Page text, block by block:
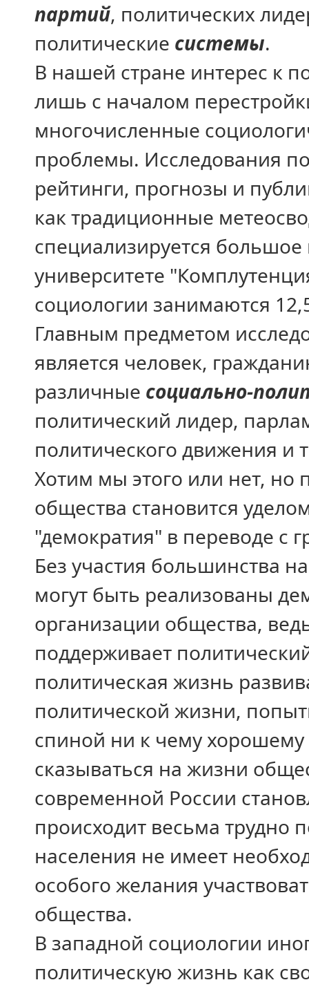
партий, политических
политические системы.
В нашей стране интерес к
лишь с началом
многочисленные
проблемы. Исследования
рейтинги, прогнозы и
как традиционные
специализируется
университете
социологии занимаются
Главным предметом
является человек,
различные социально-
политический лидер,
политического движения и
Хотим мы этого или нет, но
общества становится
"демократия" в переводе с
Без участия большинства
могут быть реализованы
организации общества,
поддерживает
политическая жизнь
политической жизни,
спиной ни к чему хорошему
сказываться на жизни
современной России
происходит весьма трудно
населения не имеет
особого желания
общества.
В западной социологии
политическую жизнь как